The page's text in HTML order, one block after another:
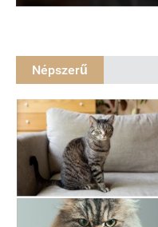
Népszerű